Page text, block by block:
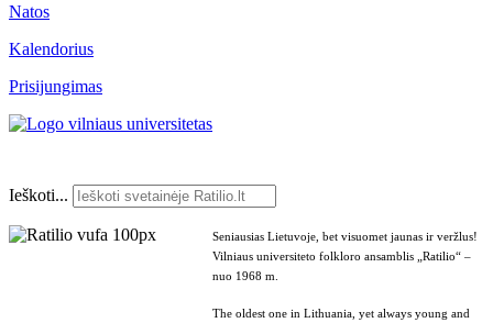
Natos
Kalendorius
Prisijungimas
Ieškoti...
Seniausias Lietuvoje, bet visuomet jaunas ir veržlus!
Vilniaus universiteto folkloro ansamblis „Ratilio“ –
nuo 1968 m.
The oldest one in Lithuania, yet always young and